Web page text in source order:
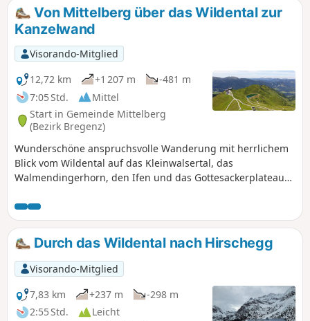
Von Mittelberg über das Wildental zur
Kanzelwand
Visorando-Mitglied
12,72 km
+1 207 m
-481 m
7:05 Std.
Mittel
Start in Gemeinde Mittelberg
(Bezirk Bregenz)
Wunderschöne anspruchsvolle Wanderung mit herrlichem
Blick vom Wildental auf das Kleinwalsertal, das
Walmendingerhorn, den Ifen und das Gottesackerplateau
Mädelegabel. Den Abstieg ins Tal übernimmt die
Kanzelwandbahn.
Durch das Wildental nach Hirschegg
Visorando-Mitglied
7,83 km
+237 m
-298 m
2:55 Std.
Leicht